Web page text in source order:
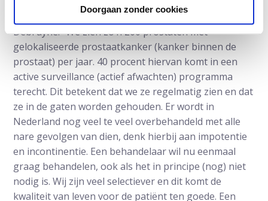
Doorgaan zonder cookies
tekenen van tumoractiviteit zijn.
Debruyne: “We zien zo’n 200 prostaten met
gelokaliseerde prostaatkanker (kanker binnen de
prostaat) per jaar. 40 procent hiervan komt in een
active surveillance (actief afwachten) programma
terecht. Dit betekent dat we ze regelmatig zien en dat
ze in de gaten worden gehouden. Er wordt in
Nederland nog veel te veel overbehandeld met alle
nare gevolgen van dien, denk hierbij aan impotentie
en incontinentie. Een behandelaar wil nu eenmaal
graag behandelen, ook als het in principe (nog) niet
nodig is. Wij zijn veel selectiever en dit komt de
kwaliteit van leven voor de patiënt ten goede. Een